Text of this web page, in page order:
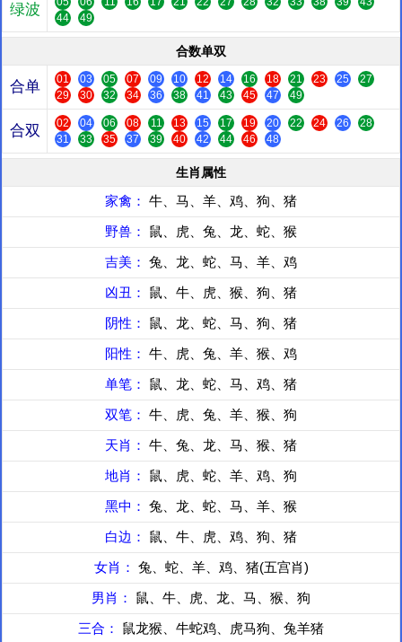
绿波
44
49
合数单双
合单 01 03 05 07 09 10 12 14 16 18 21 23 25
27
29
30 32 34 36 38 41 43 45 47 49
合双 02 04 06 08 11 13 15 17 19 20 22 24 26
28
31
33 35 37 39 40 42 44 46 48
生肖属性
家禽： 牛、马、羊、鸡、狗、猪
野兽： 鼠、虎、兔、龙、蛇、猴
吉美： 兔、龙、蛇、马、羊、鸡
凶丑： 鼠、牛、虎、猴、狗、猪
阴性： 鼠、龙、蛇、马、狗、猪
阳性： 牛、虎、兔、羊、猴、鸡
单笔： 鼠、龙、蛇、马、鸡、猪
双笔： 牛、虎、兔、羊、猴、狗
天肖： 牛、兔、龙、马、猴、猪
地肖： 鼠、虎、蛇、羊、鸡、狗
黑中： 兔、龙、蛇、马、羊、猴
白边： 鼠、牛、虎、鸡、狗、猪
女肖： 兔、蛇、羊、鸡、猪(五宫肖)
男肖： 鼠、牛、虎、龙、马、猴、狗
三合： 鼠龙猴、牛蛇鸡、虎马狗、兔羊猪